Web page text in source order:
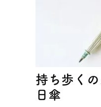
持ち歩く
日傘